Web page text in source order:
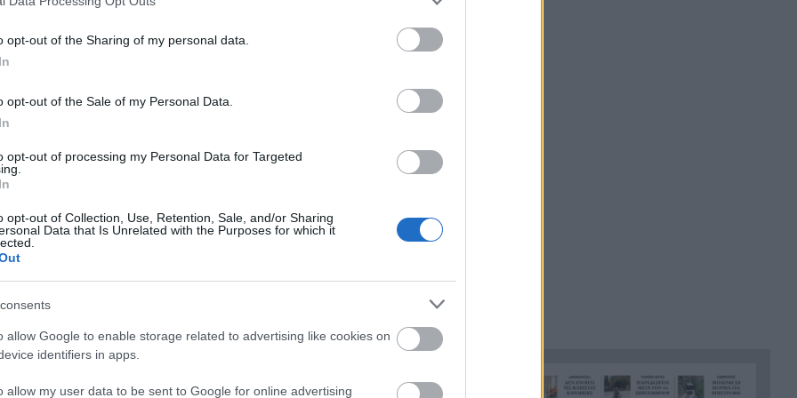
opt-out of the Sharing of my personal data.
opt-out of the Sale of my Personal Data.
opt-out of processing my Personal Data for Targeted
opt-out of Collection, Use, Retention, Sale, and/or Sharing
Data that Is Unrelated with the Purposes for which it
allow Google to enable storage related to advertising like cookies on
identifiers in apps.
allow my user data to be sent to Google for online advertising
σε ανοιχτή γραμμή με τον Πολίτη
παράπονα, καταγγελίες ή ιδέες για τη γειτονιά σου.
Άρτα: Συνελήφθησαν ο